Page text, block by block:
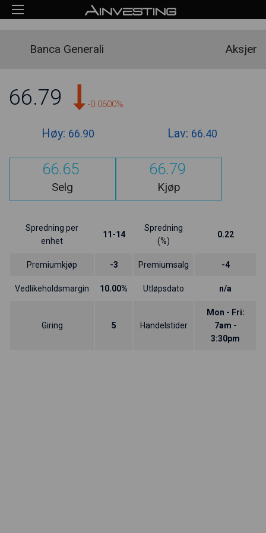
Banca Generali Aksjer
66.79 -0.0600%
Høy: 66.90 Lav: 66.40
66.65
Selg
66.79
Kjøp
Spredning per
enhet
11-14
Spredning
(%)
0.22
Premiumkjøp -3 Premiumsalg -4
Vedlikeholdsmargin 10.00% Utløpsdato n/a
Giring 5 Handelstider
Mon - Fri:
7am -
3:30pm